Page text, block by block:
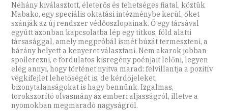
Néhány kiválasztott, életerős és tehetséges fiatal, köztük
Mabako, egy speciális oktatási intézménybe kerül, őket
szánják az új rendszer védőoszlopainak. Ő egy társával
együtt azonban kapcsolatba lép egy titkos, föld alatti
társasággal, amely megpróbál ismét búzát termeszteni, a
bárány helyett a kenyeret választani. Nem akarok jobban
spoilerezni, e fordulatos kisregény poénjait lelőni, legyen
elég annyi, hogy történet nyitva marad: felvillantja a pozitív
végkifejlet lehetőségét is, de kérdőjeleket,
bizonytalanságokat is hagy bennünk. Izgalmas,
torokszorító olvasmány az emberi aljasságról, illetve a
nyomokban megmaradó nagyságról.